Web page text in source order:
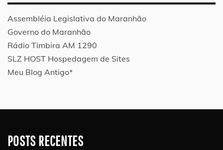
Assembléia Legislativa do Maranhão
Governo do Maranhão
Rádio Timbira AM 1290
SLZ HOST Hospedagem de Sites
Meu Blog Antigo*
POSTS RECENTES